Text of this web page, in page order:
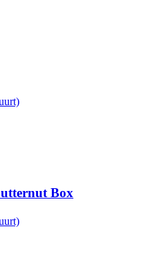
Box